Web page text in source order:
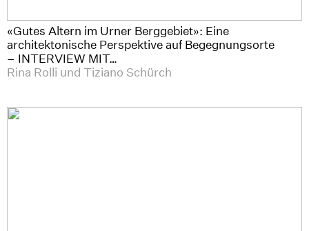
«Gutes Altern im Urner Berggebiet»: Eine
architektonische Perspektive auf Begegnungsorte
– INTERVIEW MIT…
Rina Rolli und Tiziano Schürch